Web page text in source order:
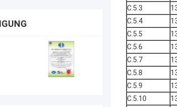
C.5.3
C.5.4
C.5.5
C.5.6
C.5.7
C.5.8
C.5.9
C.5.10